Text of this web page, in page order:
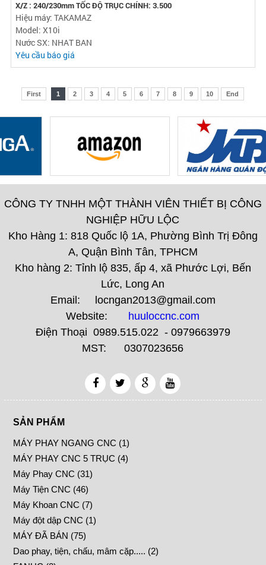
X/Z : 240/230mm TỐC ĐỘ TRỤC CHÍNH: 3.500
Hiệu máy: TAKAMAZ
Model: X10i
Nước SX: NHAT BAN
Yêu cầu báo giá
First 1 2 3 4 5 6 7 8 9 10 End
CÔNG TY TNHH MỘT THÀNH VIÊN THIẾT BỊ CÔNG
NGHIỆP HỮU LỘC
Kho Hàng 1: 818 Quốc lộ 1A, Phường Bình Trị Đông
A, Quận Bình Tân, TPHCM
Kho hàng 2: Tỉnh lộ 835, ấp 4, xã Phước Lợi, Bến
Lức, Long An
Email: locngan2013@gmail.com
Website: huuloccnc.com
Điện Thoại 0989.515.022 - 0979663979
MST: 0307023656
SẢN PHẨM
MÁY PHAY NGANG CNC (1)
MÁY PHAY CNC 5 TRỤC (4)
Máy Phay CNC (31)
Máy Tiện CNC (46)
Máy Khoan CNC (7)
Máy đột dập CNC (1)
MÁY ĐÃ BÁN (75)
Dao phay, tiện, chấu, mâm cặp..... (2)